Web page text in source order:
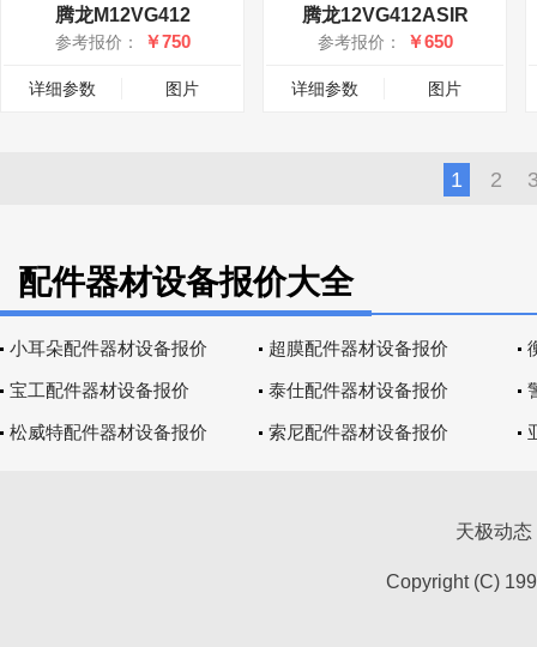
腾龙M12VG412
参考报价： ￥750
详细参数 图片
腾龙12VG412ASIR
参考报价： ￥650
详细参数 图片
1 2
配件器材设备报价大全
小耳朵配件器材设备报价 超膜配件器材设备报价
宝工配件器材设备报价 泰仕配件器材设备报价
松威特配件器材设备报价 索尼配件器材设备报价
天极动态
Copyright (C)